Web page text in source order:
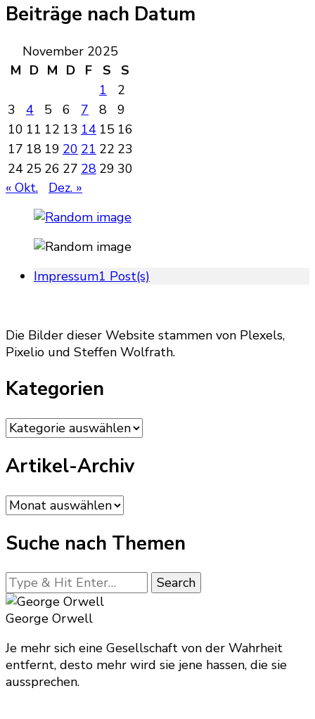
Beiträge nach Datum
November 2025
M D M D F S
S
1
2
3
4 5 6 7 8
9
10 11 12 13 14 15 16
17 18 19 20 21 22 23
24 25 26 27 28 29 30
« Okt.
Dez. »
Impressum1 Post(s)
Die Bilder dieser Website stammen von Plexels,
Pixelio und Steffen Wolfrath.
Kategorien
Kategorien
Artikel-Archiv
Artikel-
Archiv
Suche nach Themen
Looking
for
Something?
George Orwell
Je mehr sich eine Gesellschaft von der Wahrheit
entfernt, desto mehr wird sie jene hassen, die sie
aussprechen.